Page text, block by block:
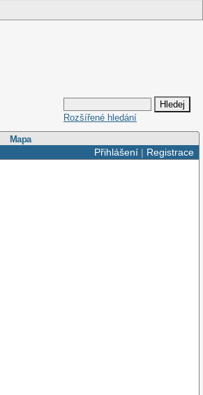
Rozšířené hledání
Mapa
Přihlášení| Registrace